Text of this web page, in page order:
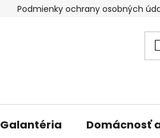
Podmienky ochrany osobných
Galantéria Domácnosť